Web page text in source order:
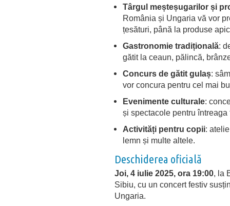
Târgul meșteșugarilor și
România și Ungaria vă vor
țesături, până la produse
Gastronomie tradițională:
gătit la ceaun, pălincă,
Concurs de gătit gulaș:
vor concura pentru cel mai
Evenimente culturale:
și spectacole pentru întreaga
Activități pentru copii:
lemn și multe altele.
Deschiderea oficială
Joi, 4 iulie 2025, ora 19:00, la
Sibiu, cu un concert festiv
Ungaria.